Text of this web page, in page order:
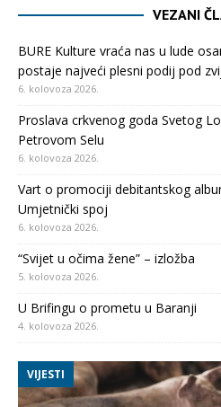
VEZANI
BURE Kulture vraća nas u lude
postaje najveći plesni podij pod
6. kolovoza 2026.
Proslava crkvenog goda Svetog
Petrovom Selu
6. kolovoza 2026.
Vart o promociji debitantskog
Umjetnički spoj
6. kolovoza 2026.
“Svijet u očima žene” – izložba
5. kolovoza 2026.
U Brifingu o prometu u Baranji
4. kolovoza 2026.
VIJESTI